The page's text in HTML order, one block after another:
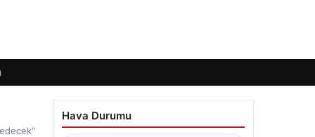
Hava Durumu